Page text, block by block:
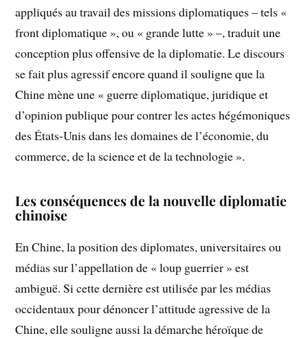
appliqués au travail des missions diplomatiques – tels «
front diplomatique », ou « grande lutte » –, traduit une
conception plus offensive de la diplomatie. Le discours
se fait plus agressif encore quand il souligne que la
Chine mène une « guerre diplomatique, juridique et
d’opinion publique pour contrer les actes hégémoniques
des États-Unis dans les domaines de l’économie, du
commerce, de la science et de la technologie ».
Les conséquences de la nouvelle diplomatie
chinoise
En Chine, la position des diplomates, universitaires ou
médias sur l’appellation de « loup guerrier » est
ambiguë. Si cette dernière est utilisée par les médias
occidentaux pour dénoncer l’attitude agressive de la
Chine, elle souligne aussi la démarche héroïque de